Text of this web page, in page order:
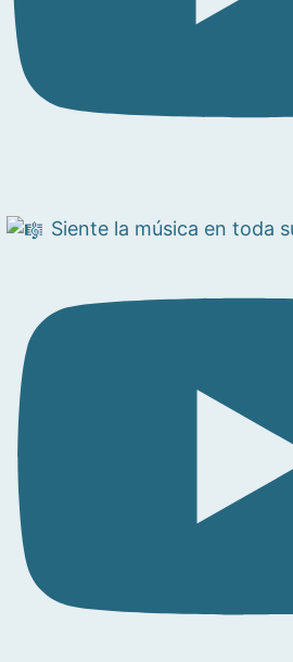
Siente la música en toda